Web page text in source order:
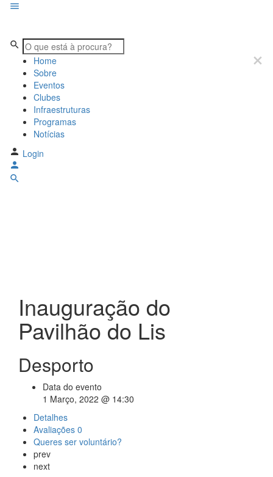
Home
Sobre
Eventos
Clubes
Infraestruturas
Programas
Notícias
Login
Inauguração do
Pavilhão do Lis
Desporto
Data do evento
1 Março, 2022 @ 14:30
Detalhes
Avaliações 0
Queres ser voluntário?
prev
next